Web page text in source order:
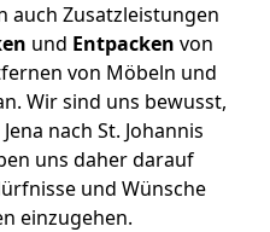
auch Zusatzleistungen
und Entpacken von
von Möbeln und
Wir sind uns bewusst,
nach St. Johannis
uns daher darauf
und Wünsche
einzugehen.